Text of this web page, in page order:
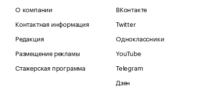
О компании
Контактная информация
Редакция
Размещение рекламы
Стажерская программа
ВКонтакте
Twitter
Одноклассники
YouTube
Telegram
Дзен